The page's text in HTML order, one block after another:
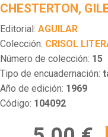
CHESTERTON,
Editorial: AGUILAR
Colección: CRISOL
Número de colección: 15
Tipo de encuadernación:
Año de edición: 1969
Código: 104092